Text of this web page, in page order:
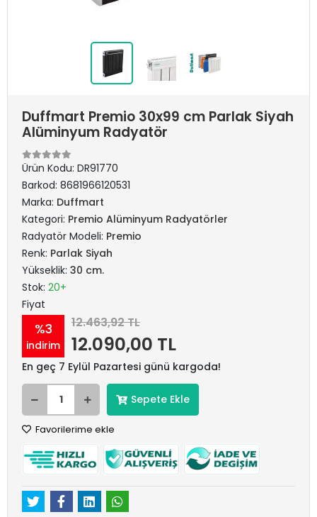
Duffmart Premio 30x99 cm Parlak Siyah
Alüminyum Radyatör
Ürün Kodu: DR91770
Barkod: 8681966120531
Marka: Duffmart
Kategori: Premio Alüminyum Radyatörler
Radyatör Modeli: Premio
Renk: Parlak Siyah
Yükseklik: 30 cm.
Stok: 20+
Fiyat
%3
indirim
12.463,92 TL
12.090,00 TL
En geç 7 Eylül Pazartesi günü kargoda!
Sepete Ekle
Favorilerime ekle